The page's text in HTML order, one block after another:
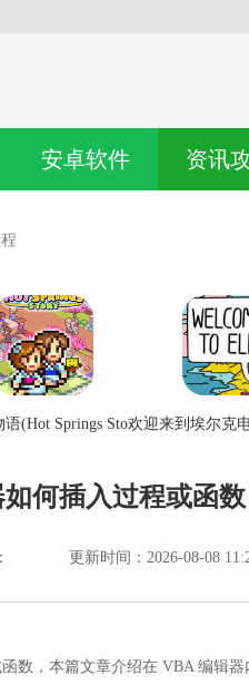
安卓软件 资讯
语(Hot Springs Sto欢迎来到埃尔克
何插入过程或函数
更新时间：2026-08-08
数，本篇文章介绍在 VBA 编辑器